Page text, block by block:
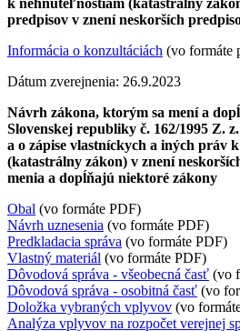
predpisov v znení neskorších
Informácia o konzultáciách (vo formáte
Dátum zverejnenia: 26.9.2023
Návrh zákona, ktorým sa mení a
Slovenskej republiky č. 162/1995 Z.
a o zápise vlastníckych a iných práv
(katastrálny zákon) v znení
menia a dopĺňajú niektoré zákony
Obal (vo formáte PDF)
Návrh uznesenia (vo formáte PDF)
Predkladacia správa (vo formáte PDF)
Vlastný materiál (vo formáte PDF)
Dôvodová správa - všeobecná časť (vo
Dôvodová správa - osobitná časť (vo
Doložka vybraných vplyvov (vo
Analýza vplyvov na rozpočet verejnej